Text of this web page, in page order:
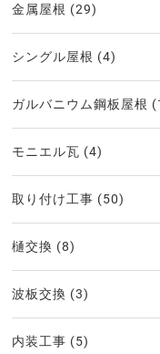
金属屋根 (29)
シングル屋根 (4)
ガルバニウム鋼板屋根
モニエル瓦 (4)
取り付け工事 (50)
樋交換 (8)
波板交換 (3)
内装工事 (5)